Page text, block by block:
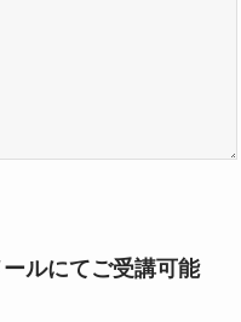
ールにてご受講可能